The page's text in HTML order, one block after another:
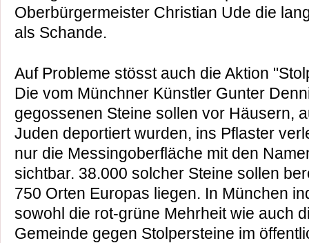
Oberbürgermeister Christian Ude die
als Schande.
Auf Probleme stösst auch die Aktion
Die vom Münchner Künstler Gunter
gegossenen Steine sollen vor Häusern,
Juden deportiert wurden, ins Pflaster
nur die Messingoberfläche mit den
sichtbar. 38.000 solcher Steine sollen
750 Orten Europas liegen. In München
sowohl die rot-grüne Mehrheit wie auch
Gemeinde gegen Stolpersteine im